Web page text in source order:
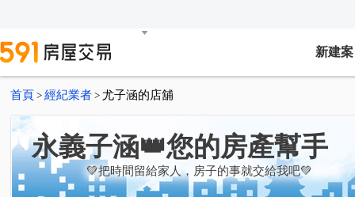
新建案
首頁 > 經紀業者 > 尤子涵的店舖
永義子涵👑您的房產幫手
💚把時間留給家人，房子的事就交給我吧💚